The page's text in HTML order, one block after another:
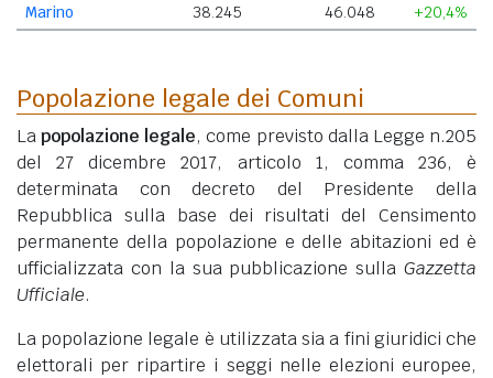
Marino
38.245 46.048 +20,4%
Popolazione legale dei Comuni
Lapopolazione legale, come previsto dalla Legge n.205
del 27 dicembre 2017, articolo 1, comma 236, è
determinata con decreto del Presidente della
Repubblica sulla base dei risultati del Censimento
permanente della popolazione e delle abitazioni ed è
ufficializzata con la sua pubblicazione sulla Gazzetta
Ufficiale.
La popolazione legale è utilizzata sia a fini giuridici che
elettorali per ripartire i seggi nelle elezioni europee,